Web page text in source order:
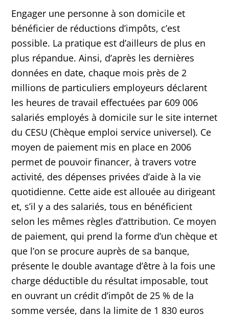
Engager une personne à son domicile et
bénéficier de réductions d’impôts, c’est
possible. La pratique est d’ailleurs de plus en
plus répandue. Ainsi, d’après les dernières
données en date, chaque mois près de 2
millions de particuliers employeurs déclarent
les heures de travail effectuées par 609 006
salariés employés à domicile sur le site internet
du CESU (Chèque emploi service universel). Ce
moyen de paiement mis en place en 2006
permet de pouvoir financer, à travers votre
activité, des dépenses privées d’aide à la vie
quotidienne. Cette aide est allouée au dirigeant
et, s’il y a des salariés, tous en bénéficient
selon les mêmes règles d’attribution. Ce moyen
de paiement, qui prend la forme d’un chèque et
que l’on se procure auprès de sa banque,
présente le double avantage d’être à la fois une
charge déductible du résultat imposable, tout
en ouvrant un crédit d’impôt de 25 % de la
somme versée, dans la limite de 1 830 euros